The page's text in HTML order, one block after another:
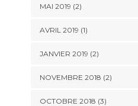
MAI 2019 (2)
AVRIL 2019 (1)
JANVIER 2019 (2)
NOVEMBRE 2018 (2)
OCTOBRE 2018 (3)